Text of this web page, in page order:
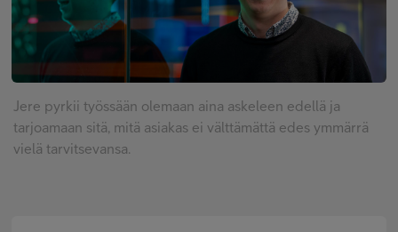
SV EN
Jere pyrkii työssään olemaan aina askeleen edellä ja
tarjoamaan sitä, mitä asiakas ei välttämättä edes ymmärrä
vielä tarvitsevansa.